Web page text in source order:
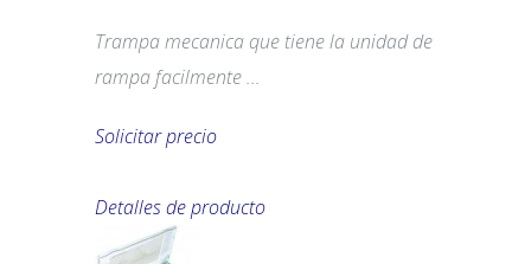
Trampa mecanica que tiene la unidad de
rampa facilmente ...
Solicitar precio
Detalles de producto